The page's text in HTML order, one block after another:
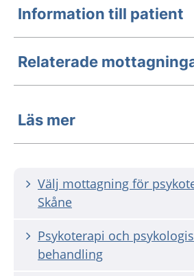
Information till patient
Relaterade
Läs mer
Välj mottagning för
Skåne
Psykoterapi och
behandling